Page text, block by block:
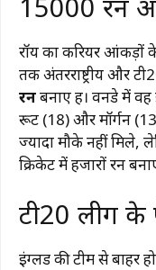
रॉय का करियर आंकड़ों
तक अंतरराष्ट्रीय और
रनबनाए हैं। वनडे में
रूट (18) और मॉर्गन
ज्यादा मौके नहीं मिले,
क्रिकेट में हजारों रन
टी20 लीग के
इंग्लैंड की टीम से बाहर